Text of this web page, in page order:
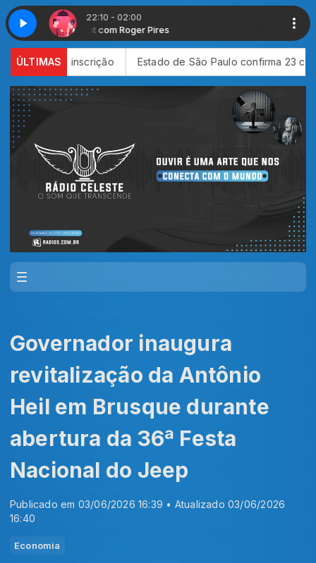
22:10 - 02:00
Love Night com Roger Pires Love Night
ÚLTIMAS
inscrição Estado de São Paulo confirma 23 casos de
Governador inaugura
revitalização da Antônio
Heil em Brusque durante
abertura da 36ª Festa
Nacional do Jeep
Publicado em 03/06/2026 16:39 • Atualizado 03/06/2026
16:40
Economia